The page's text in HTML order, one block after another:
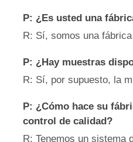
P: ¿Es usted una
R: Sí, somos una
P: ¿Hay muestras
R: Sí, por supuesto, la
P: ¿Cómo hace su
control de calidad?
R: Tenemos un sistema